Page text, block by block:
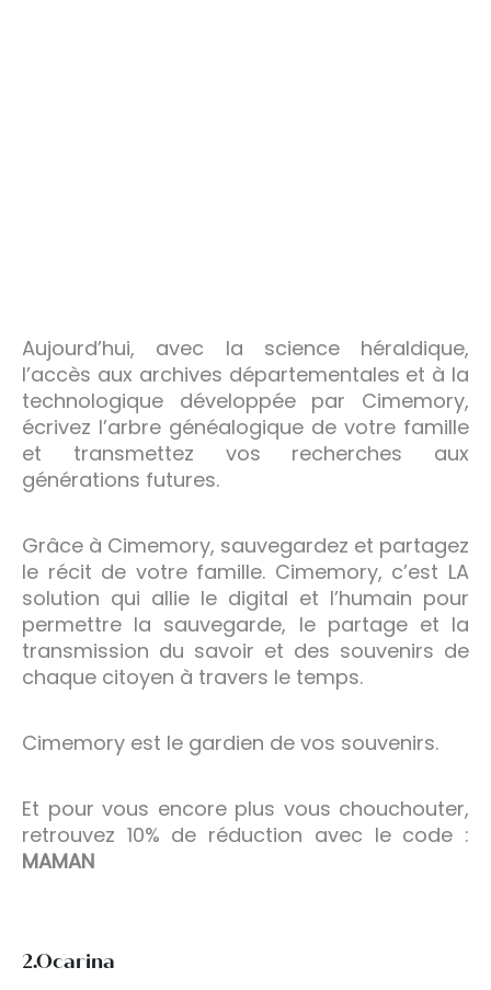
Aujourd’hui, avec la science héraldique,
l’accès aux archives départementales et à la
technologique développée par Cimemory,
écrivez l’arbre généalogique de votre famille
et transmettez vos recherches aux
générations futures.
Grâce à Cimemory, sauvegardez et partagez
le récit de votre famille. Cimemory, c’est LA
solution qui allie le digital et l’humain pour
permettre la sauvegarde, le partage et la
transmission du savoir et des souvenirs de
chaque citoyen à travers le temps.
Cimemory est le gardien de vos souvenirs.
Et pour vous encore plus vous chouchouter,
retrouvez 10% de réduction avec le code :
MAMAN
2.Ocarina